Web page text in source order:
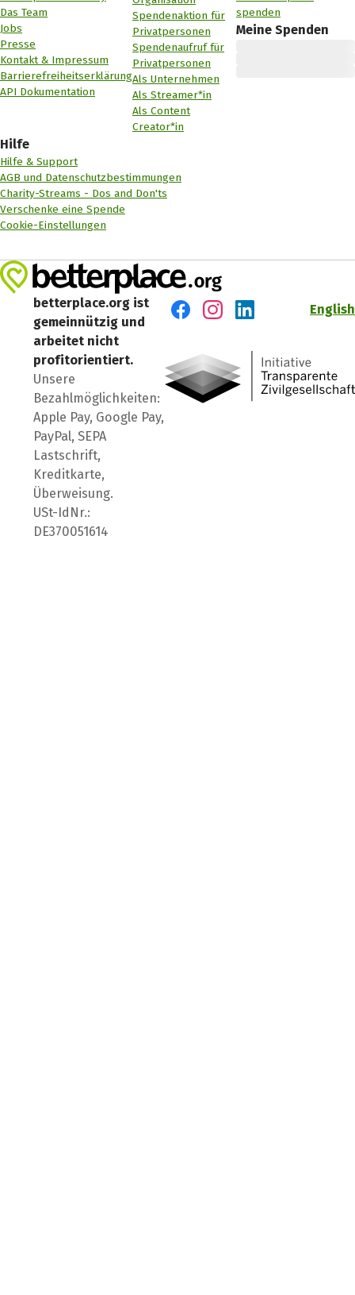
Das Team
Jobs
Presse
Kontakt & Impressum
Barrierefreiheitserklärung
API Dokumentation
Spendenaktion für
Privatpersonen
Spendenaufruf für
Privatpersonen
Als Unternehmen
Als Streamer*in
Als Content
Creator*in
spenden
Meine Spenden
Hilfe
Hilfe & Support
AGB und Datenschutzbestimmungen
Charity-Streams - Dos and Don'ts
Verschenke eine Spende
Cookie-Einstellungen
betterplace.org ist
gemeinnützig und
arbeitet nicht
profitorientiert.
Unsere
Bezahlmöglichkeiten:
Apple Pay, Google Pay,
PayPal, SEPA
Lastschrift,
Kreditkarte,
Überweisung.
USt-IdNr.:
DE370051614
English